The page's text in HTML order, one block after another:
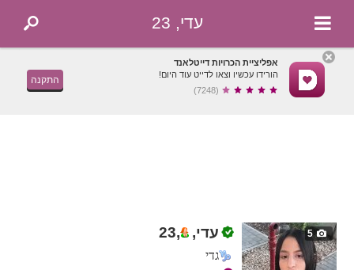
עדי, 23
אפליציית הכרויות דייטלאנד
הורידו עכשיו וצאו לדייט עוד היום!
(7248)
התקנה
5 עדי, ,
23
גדי